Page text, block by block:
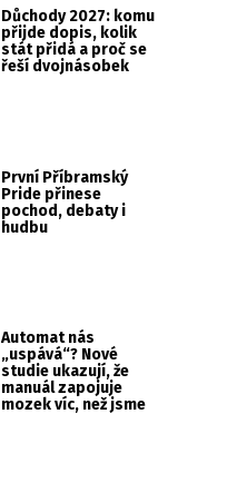
Důchody 2027: komu
přijde dopis, kolik
stát přidá a proč se
řeší dvojnásobek
První Příbramský
Pride přinese
pochod, debaty i
hudbu
Automat nás
„uspává“? Nové
studie ukazují, že
manuál zapojuje
mozek víc, než jsme